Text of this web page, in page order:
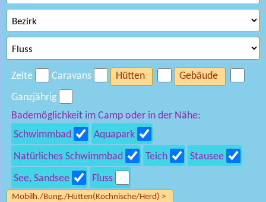
Zelte Caravans Hütten
Gebäude
Ganzjährig
Bademöglichkeit im Camp oder in der Nähe:
Schwimmbad
Aquapark
Natürliches Schwimmbad
Teich
Stausee
See, Sandsee
Fluss
Mobilh./Bung./Hütten(Kochnische/Herd) >